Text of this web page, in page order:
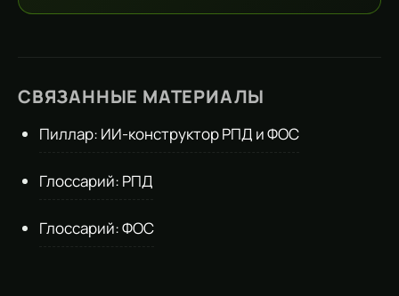
СВЯЗАННЫЕ МАТЕРИАЛЫ
Пиллар: ИИ-конструктор РПД и ФОС
Глоссарий: РПД
Глоссарий: ФОС